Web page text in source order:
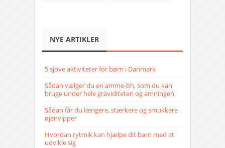
NYE ARTIKLER
5 sjove aktiviteter for børn i Danmark
Sådan vælger du en amme-bh, som du kan
bruge under hele graviditeten og amningen
Sådan får du længere, stærkere og smukkere
øjenvipper
Hvordan rytmik kan hjælpe dit barn med at
udvikle sig